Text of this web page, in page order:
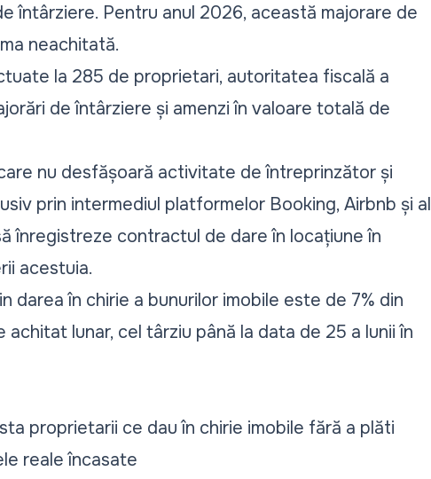
întârziere. Pentru anul 2026, această majorare de
neachitată.
la 285 de proprietari, autoritatea fiscală a
de întârziere și amenzi în valoare totală de
nu desfășoară activitate de întreprinzător și
prin intermediul platformelor Booking, Airbnb și al
înregistreze contractul de dare în locațiune în
acestuia.
în chirie a bunurilor imobile este de 7% din
lunar, cel târziu până la data de 25 a lunii în
proprietarii ce dau în chirie imobile fără a plăti
reale încasate